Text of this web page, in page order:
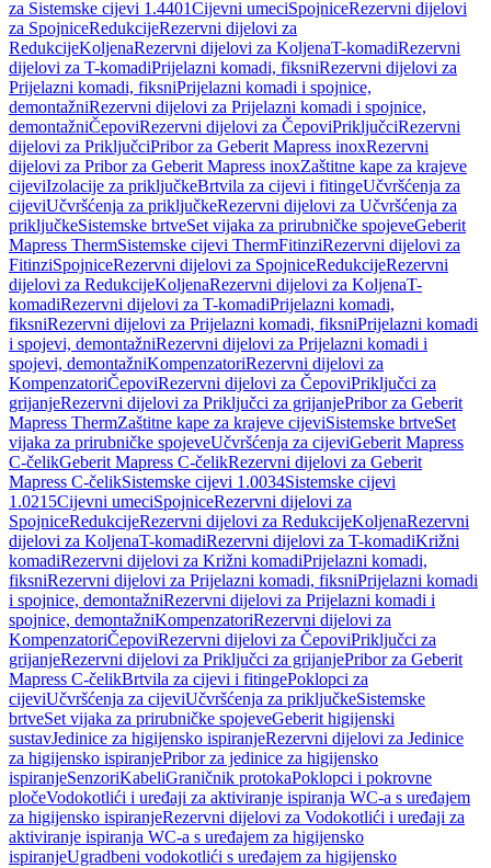
za Sistemske cijevi 1.4401Cijevni umeciSpojniceRezervni dijelovi
za SpojniceRedukcijeRezervni dijelovi za
RedukcijeKoljenaRezervni dijelovi za KoljenaT-komadiRezervni
dijelovi za T-komadiPrijelazni komadi, fiksniRezervni dijelovi za
Prijelazni komadi, fiksniPrijelazni komadi i spojnice,
demontažniRezervni dijelovi za Prijelazni komadi i spojnice,
demontažniČepoviRezervni dijelovi za ČepoviPriključciRezervni
dijelovi za PriključciPribor za Geberit Mapress inoxRezervni
dijelovi za Pribor za Geberit Mapress inoxZaštitne kape za krajeve
cijeviIzolacije za priključkeBrtvila za cijevi i fitingeUčvršćenja za
cijeviUčvršćenja za priključkeRezervni dijelovi za Učvršćenja za
priključkeSistemske brtveSet vijaka za prirubničke spojeveGeberit
Mapress ThermSistemske cijevi ThermFitinziRezervni dijelovi za
FitinziSpojniceRezervni dijelovi za SpojniceRedukcijeRezervni
dijelovi za RedukcijeKoljenaRezervni dijelovi za KoljenaT-
komadiRezervni dijelovi za T-komadiPrijelazni komadi,
fiksniRezervni dijelovi za Prijelazni komadi, fiksniPrijelazni komadi
i spojevi, demontažniRezervni dijelovi za Prijelazni komadi i
spojevi, demontažniKompenzatoriRezervni dijelovi za
KompenzatoriČepoviRezervni dijelovi za ČepoviPriključci za
grijanjeRezervni dijelovi za Priključci za grijanjePribor za Geberit
Mapress ThermZaštitne kape za krajeve cijeviSistemske brtveSet
vijaka za prirubničke spojeveUčvršćenja za cijeviGeberit Mapress
C-čelikGeberit Mapress C-čelikRezervni dijelovi za Geberit
Mapress C-čelikSistemske cijevi 1.0034Sistemske cijevi
1.0215Cijevni umeciSpojniceRezervni dijelovi za
SpojniceRedukcijeRezervni dijelovi za RedukcijeKoljenaRezervni
dijelovi za KoljenaT-komadiRezervni dijelovi za T-komadiKrižni
komadiRezervni dijelovi za Križni komadiPrijelazni komadi,
fiksniRezervni dijelovi za Prijelazni komadi, fiksniPrijelazni komadi
i spojnice, demontažniRezervni dijelovi za Prijelazni komadi i
spojnice, demontažniKompenzatoriRezervni dijelovi za
KompenzatoriČepoviRezervni dijelovi za ČepoviPriključci za
grijanjeRezervni dijelovi za Priključci za grijanjePribor za Geberit
Mapress C-čelikBrtvila za cijevi i fitingePoklopci za
cijeviUčvršćenja za cijeviUčvršćenja za priključkeSistemske
brtveSet vijaka za prirubničke spojeveGeberit higijenski
sustavJedinice za higijensko ispiranjeRezervni dijelovi za Jedinice
za higijensko ispiranjePribor za jedinice za higijensko
ispiranjeSenzoriKabeliGraničnik protokaPoklopci i pokrovne
pločeVodokotlići i uređaji za aktiviranje ispiranja WC-a s uređajem
za higijensko ispiranjeRezervni dijelovi za Vodokotlići i uređaji za
aktiviranje ispiranja WC-a s uređajem za higijensko
ispiranjeUgradbeni vodokotlići s uređajem za higijensko